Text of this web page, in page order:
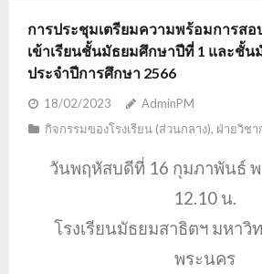
การประชุมเตรียมความพร้อมการสอ
เข้าเรียนชั้นมัธยมศึกษาปีที่ 1 และชั้
ประจำปีการศึกษา 2566
18/02/2023
AdminPM
กิจกรรมของโรงเรียน (ส่วนกลาง), ฝ่ายวิชา
วันพฤหัสบดีที่ 16 กุมภาพันธ์ พ
12.10 น.
โรงเรียนมัธยมสาธิตฯ มหาวิ
พระนคร